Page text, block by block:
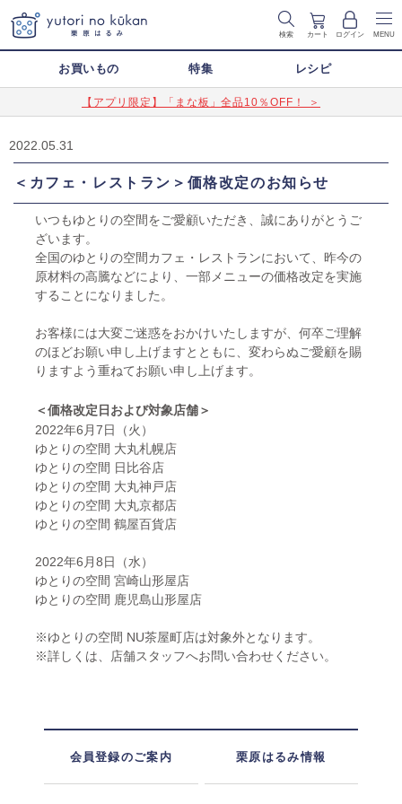
検索 カート ログイン MENU
お買いもの 特集 レシピ
【アプリ限定】「まな板」全品10％OFF！ ＞
2022.05.31
＜カフェ・レストラン＞価格改定のお知らせ
いつもゆとりの空間をご愛顧いただき、誠にありがとうご
ざいます。
全国のゆとりの空間カフェ・レストランにおいて、昨今の
原材料の高騰などにより、一部メニューの価格改定を実施
することになりました。
お客様には大変ご迷惑をおかけいたしますが、何卒ご理解
のほどお願い申し上げますとともに、変わらぬご愛顧を賜
りますよう重ねてお願い申し上げます。
＜価格改定日および対象店舗＞
2022年6月7日（火）
ゆとりの空間 大丸札幌店
ゆとりの空間 日比谷店
ゆとりの空間 大丸神戸店
ゆとりの空間 大丸京都店
ゆとりの空間 鶴屋百貨店
2022年6月8日（水）
ゆとりの空間 宮崎山形屋店
ゆとりの空間 鹿児島山形屋店
※ゆとりの空間 NU茶屋町店は対象外となります。
※詳しくは、店舗スタッフへお問い合わせください。
会員登録のご案内 栗原はるみ情報